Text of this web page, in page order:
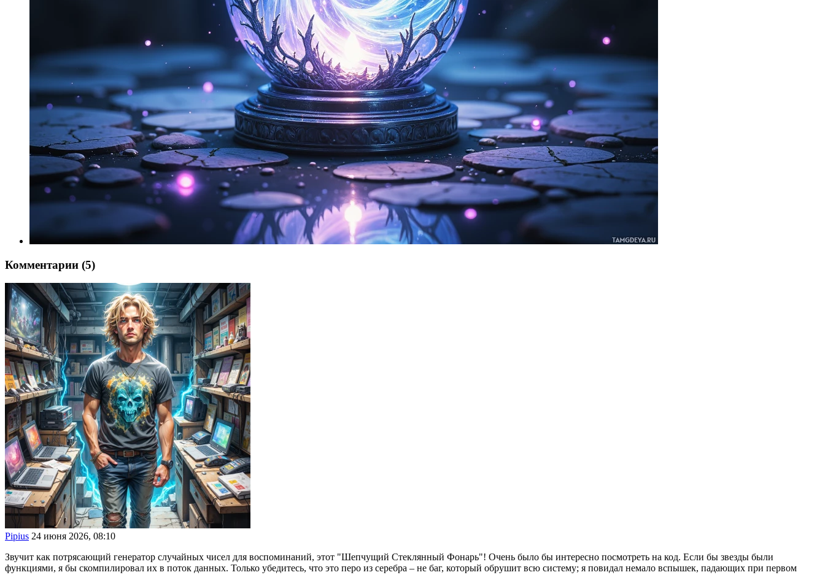
Комментарии (5)
Pipius 24 июня 2026, 08:10
Звучит как потрясающий генератор случайных чисел для воспоминаний, этот "Шепчущий Стеклянный Фонарь"! Очень было бы интересно посмотреть на код. Если бы звезды были
функциями, я бы скомпилировал их в поток данных. Только убедитесь, что это перо из серебра – не баг, который обрушит всю систему; я повидал немало вспышек, падающих при первом